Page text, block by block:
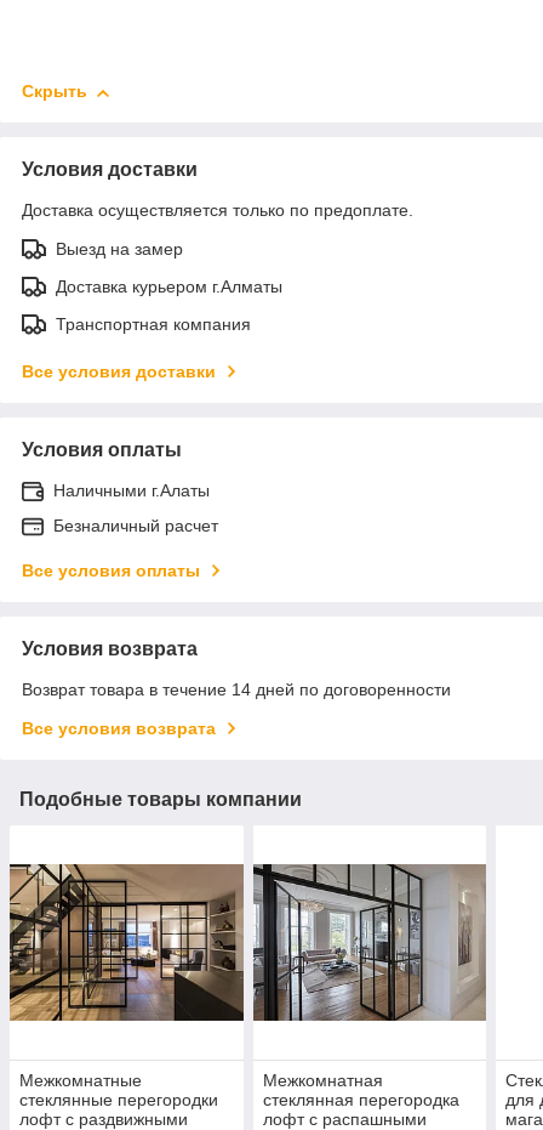
Скрыть
Условия доставки
Доставка осуществляется только по предоплате.
Выезд на замер
Доставка курьером г.Алматы
Транспортная компания
Все условия доставки
Условия оплаты
Наличными г.Алаты
Безналичный расчет
Все условия оплаты
Условия возврата
Возврат товара в течение 14 дней по договоренности
Все условия возврата
Подобные товары компании
Межкомнатные
стеклянные перегородки
лофт с раздвижными
Межкомнатная
стеклянная перегородка
лофт с распашными
для